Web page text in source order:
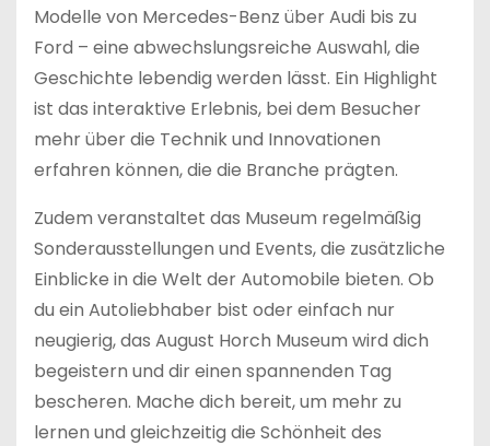
Modelle von Mercedes-Benz über Audi bis zu
Ford – eine abwechslungsreiche Auswahl, die
Geschichte lebendig werden lässt. Ein Highlight
ist das interaktive Erlebnis, bei dem Besucher
mehr über die Technik und Innovationen
erfahren können, die die Branche prägten.
Zudem veranstaltet das Museum regelmäßig
Sonderausstellungen und Events, die zusätzliche
Einblicke in die Welt der Automobile bieten. Ob
du ein Autoliebhaber bist oder einfach nur
neugierig, das August Horch Museum wird dich
begeistern und dir einen spannenden Tag
bescheren. Mache dich bereit, um mehr zu
lernen und gleichzeitig die Schönheit des